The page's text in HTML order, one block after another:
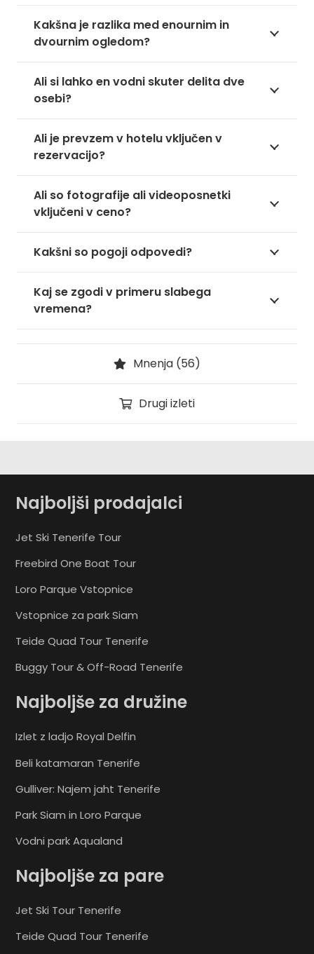
Kakšna je razlika med enournim in
dvournim ogledom?
Ali si lahko en vodni skuter delita dve
osebi?
Ali je prevzem v hotelu vključen v
rezervacijo?
Ali so fotografije ali videoposnetki
vključeni v ceno?
Kakšni so pogoji odpovedi?
Kaj se zgodi v primeru slabega
vremena?
Mnenja (56)
Drugi izleti
Najboljši prodajalci
Jet Ski Tenerife Tour
Freebird One Boat Tour
Loro Parque Vstopnice
Vstopnice za park Siam
Teide Quad Tour Tenerife
Buggy Tour & Off-Road Tenerife
Najboljše za družine
Izlet z ladjo Royal Delfin
Beli katamaran Tenerife
Gulliver: Najem jaht Tenerife
Park Siam in Loro Parque
Vodni park Aqualand
Najboljše za pare
Jet Ski Tour Tenerife
Teide Quad Tour Tenerife